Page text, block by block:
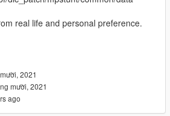
real life and personal preference.
2021
mười, 2021
ago